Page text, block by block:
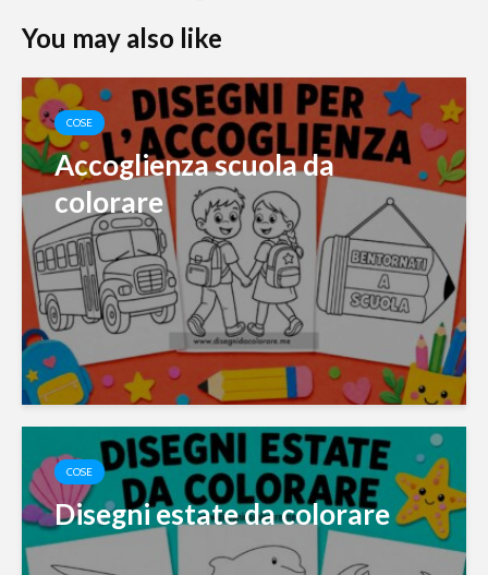
You may also like
COSE
Accoglienza scuola da
colorare
COSE
Disegni estate da colorare